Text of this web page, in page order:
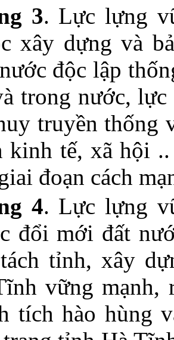
3. Lực lựng
xây dựng và
độc lập
trong nước,
truyền thống
kinh tế, xã hội
đoạn cách
4. Lực lựng
đổi mới đất
tỉnh, xây
vững mạnh,
tích hào hùng